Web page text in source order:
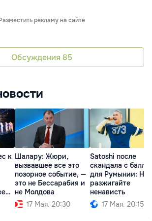
рекламу на сайте
Обсуждения 85
к Шалару: Жюри,
вызвавшее все это
позорное событие, —
это не Бессарабия и
не Молдова
17 Мая. 20:30
Satoshi после
скандала с
для Румынии: Не
разжигайте
ненависть
17 Мая. 20:15